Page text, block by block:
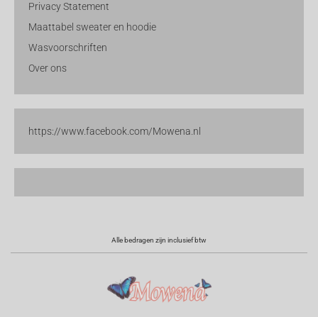
Privacy Statement
Maattabel sweater en hoodie
Wasvoorschriften
Over ons
https://www.facebook.com/Mowena.nl
Alle bedragen zijn inclusief btw